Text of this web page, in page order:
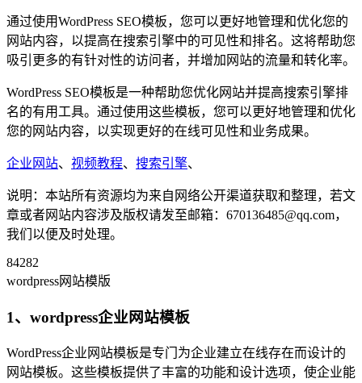
通过使用WordPress SEO模板，您可以更好地管理和优化您的
网站内容，以提高在搜索引擎中的可见性和排名。这将帮助您
吸引更多的有针对性的访问者，并增加网站的流量和转化率。
WordPress SEO模板是一种帮助您优化网站并提高搜索引擎排
名的有用工具。通过使用这些模板，您可以更好地管理和优化
您的网站内容，以实现更好的在线可见性和业务成果。
企业网站、 视频教程、 搜索引擎、
说明：本站所有资源均为来自网络公开渠道获取和整理，若文
章或者网站内容涉及版权请发至邮箱：670136485@qq.com，
我们以便及时处理。
84282
wordpress网站模版
1、wordpress企业网站模板
WordPress企业网站模板是专门为企业建立在线存在而设计的
网站模板。这些模板提供了丰富的功能和设计选项，使企业能